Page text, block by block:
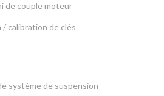
de couple moteur
calibration de clés
système de suspension